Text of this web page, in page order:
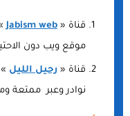
قناة « Jabism web
موقع ويب دون
قناة « رحيل الليل
نوادر وعبر ممتعة